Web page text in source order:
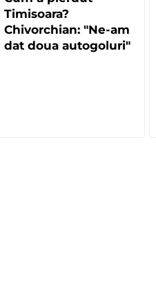
Timisoara?
Chivorchian: "Ne-am
dat doua autogoluri"